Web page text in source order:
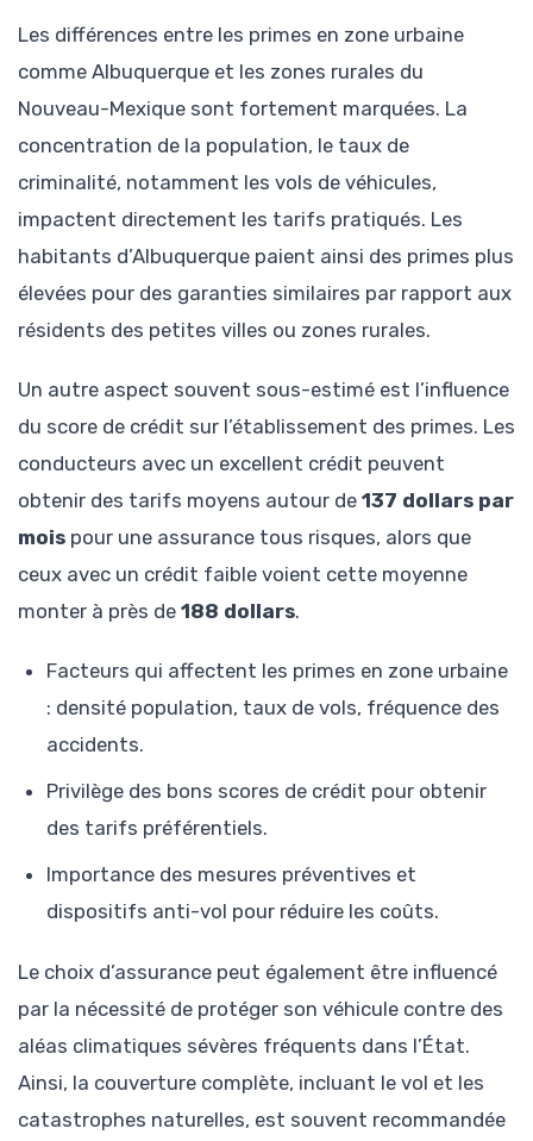
Les différences entre les primes en zone urbaine
comme Albuquerque et les zones rurales du
Nouveau-Mexique sont fortement marquées. La
concentration de la population, le taux de
criminalité, notamment les vols de véhicules,
impactent directement les tarifs pratiqués. Les
habitants d’Albuquerque paient ainsi des primes plus
élevées pour des garanties similaires par rapport aux
résidents des petites villes ou zones rurales.
Un autre aspect souvent sous-estimé est l’influence
du score de crédit sur l’établissement des primes. Les
conducteurs avec un excellent crédit peuvent
obtenir des tarifs moyens autour de 137 dollars par
mois pour une assurance tous risques, alors que
ceux avec un crédit faible voient cette moyenne
monter à près de 188 dollars.
Facteurs qui affectent les primes en zone urbaine
: densité population, taux de vols, fréquence des
accidents.
Privilège des bons scores de crédit pour obtenir
des tarifs préférentiels.
Importance des mesures préventives et
dispositifs anti-vol pour réduire les coûts.
Le choix d’assurance peut également être influencé
par la nécessité de protéger son véhicule contre des
aléas climatiques sévères fréquents dans l’État.
Ainsi, la couverture complète, incluant le vol et les
catastrophes naturelles, est souvent recommandée